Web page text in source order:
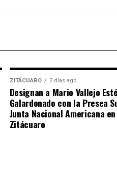
ZITÁCUARO 2 días ago
Designan a Mario Vallejo
Galardonado con la Presea
Junta Nacional Americana en
Zitácuaro